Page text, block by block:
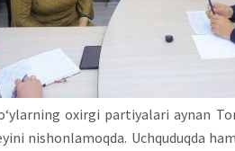
oxirgi partiyalari aynan
nishonlamoqda. Uchquduqda